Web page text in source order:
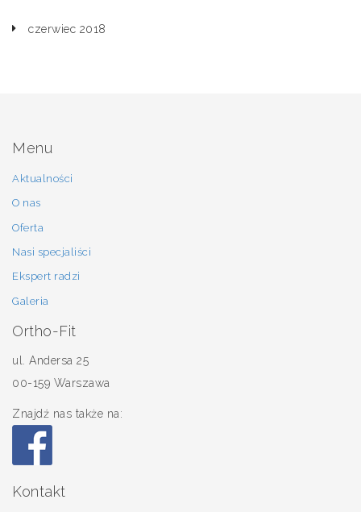
czerwiec 2018
Menu
Aktualności
O nas
Oferta
Nasi specjaliści
Ekspert radzi
Galeria
Ortho-Fit
ul. Andersa 25
00-159 Warszawa
Znajdź nas także na:
Kontakt